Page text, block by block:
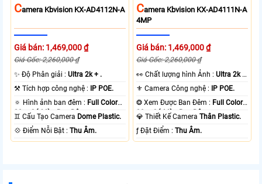
CAmera Kbvision KX-AD4112N-A
Giá bán: 1,469,000 ₫
Giá Gốc: 2,260,000 ₫
✨ Độ Phân giải :Ultra 2k + .
⚒ Tích hợp công nghệ : IP POE.
🔅 Hình ảnh ban đêm : Full Color
30m Có Màu Ban Ðêm.
♊ Cấu Tạo Camera Dome Plastic.
️💠 Điểm Nỗi Bật :Thu Âm.
CAmera Kbvision KX-AD4111N-A
4MP
Giá bán: 1,469,000 ₫
Giá Gốc: 2,260,000 ₫
️👀 Chất lượng hình Ảnh :Ultra 2k +
⚜️ Camera Công nghệ : IP POE.
❂ Xem Được Ban Đêm : Full Color
30m Có Màu Ban Ðêm.
💎 Thiết Kế CameraThân Plastic.
️ƒ Đặt Điểm :Thu Âm.